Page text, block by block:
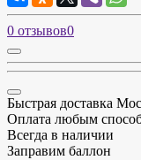
0 отзывов0
Быстрая доставка
Оплата любым
Всегда в наличии
Заправим баллон